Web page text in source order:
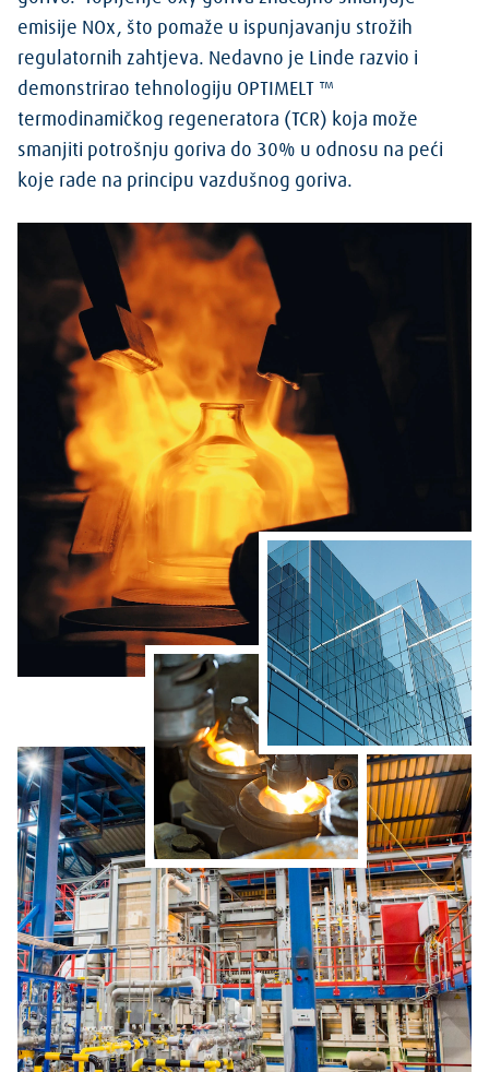
emisije NOx, što pomaže u ispunjavanju strožih
regulatornih zahtjeva. Nedavno je Linde razvio i
demonstrirao tehnologiju OPTIMELT ™
termodinamičkog regeneratora (TCR) koja može
smanjiti potrošnju goriva do 30% u odnosu na peći
koje rade na principu vazdušnog goriva.